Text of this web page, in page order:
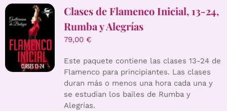
Clases de Flamenco Inicial, 13-24,
Rumba y Alegrías
79,00 €
Este paquete contiene las clases 13-24 de
Flamenco para principiantes. Las clases
duran más o menos una hora cada una y
se estudian los bailes de Rumba y
Alegrías.